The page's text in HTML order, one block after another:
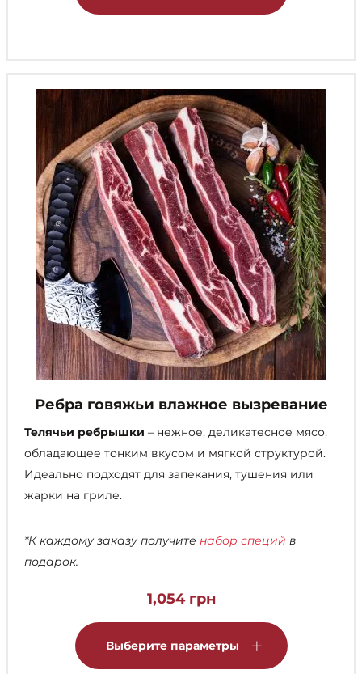
можно
на
странице
товара.
Ребра говяжьи влажное вызревание
Телячьи ребрышки – нежное, деликатесное мясо,
обладающее тонким вкусом и мягкой структурой.
Идеально подходят для запекания, тушения или
жарки на гриле.
*К каждому заказу получите набор специй в
подарок.
1,054 грн
Выберите параметры
товар